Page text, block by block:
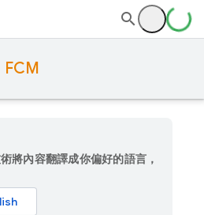
FCM
將內容翻譯成你偏好的語言，